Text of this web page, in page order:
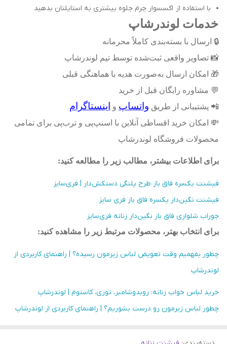
با استفاده از اکسسوار چرم جلوه بیشتری به استایلتان بدهید
خدمات لوندرشاپ
🔒 ارسال با بسته‌بندی کاملاً محرمانه
📸 تصاویر واقعی ثبت‌شده توسط تیم لوندرشاپ
🎁 امکان ارسال به‌صورت هدیه با هماهنگی قبلی
💬 مشاوره رایگان قبل از خرید
📲 پشتیبانی از طریق واتساپ و اینستاگرام
💸 امکان خرید اقساطی آنلاین با اسنپ‌پی و ترب‌پی برای تمامی
محصولات فروشگاه لوندرشاپ
برای اطلاعات بیشتر، مطالب زیر را مطالعه کنید:
فیشنت یکسره فاق باز طرح پلنگی دستکش‌دار | فری‌سایز
فیشنت نگین‌دار یکسره فاق باز فری سایز
جوراب شلواری فاق باز نگین‌دار زنانه فری‌سایز
برای انتخاب بهتر، محصولات مرتبط زیر را مشاهده کنید:
چطور بفهمیم وقت تعویض لباس زیرمون رسیده؟ | راهنمای کاربردی از
لوندرشاپ
خرید لباس خواب زنانه: روبدوشامبر، توری، کاستوم | لوندرشاپ
چطور لباس زیرمون رو درست بشوریم؟ | راهنمای کاربردی از لوندرشاپ